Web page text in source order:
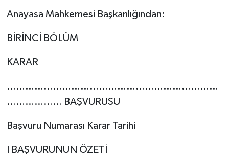
Anayasa Mahkemesi Başkanlığından:
BİRİNCİ BÖLÜM
KARAR
……………………………………………………………
……………… BAŞVURUSU
Başvuru Numarası Karar Tarihi
I BAŞVURUNUN ÖZETİ